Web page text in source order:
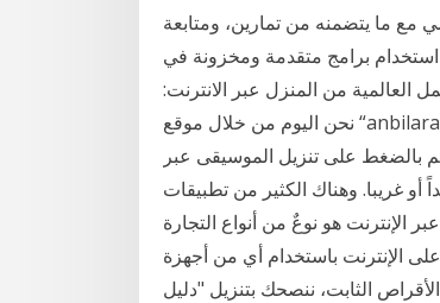
مع ما يتضمنه من تمارين، ومتابعة
برامج متقدمة ومخزونة في
افضل مواقع العمل العالمية من المنزل عبر الانترنت:
نحن اليوم من خلال موقع “anbilarabi” سوف نقدم لك افضل مواقع العمل العالمية من المنزل عبر الانترنت
بالضغط على تنزيل الموسيقى عبر
جديداً أو غريبا. وهناك الكثير من تطبيقات
على الإنترنت. إليك قائمة أفضل 10. التسوق عبر الإنترنت هو نوعٌ من أنواع التجارة
الإنترنت باستخدام أي من أجهزة
الثابت، ننصحك بتنزيل "دليل